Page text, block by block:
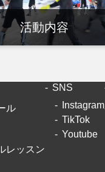
活動内容
ル
レッスン
SNS
Instagram
TikTok
Youtube